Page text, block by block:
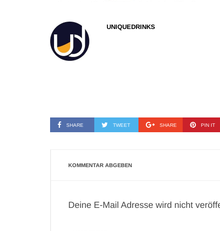
UNIQUEDRINKS
SHARE TWEET SHARE PIN IT
KOMMENTAR ABGEBEN
Deine E-Mail Adresse wird nicht